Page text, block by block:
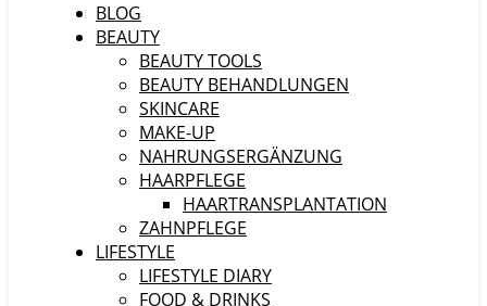
BLOG
BEAUTY
BEAUTY TOOLS
BEAUTY BEHANDLUNGEN
SKINCARE
MAKE-UP
NAHRUNGSERGÄNZUNG
HAARPFLEGE
HAARTRANSPLANTATION
ZAHNPFLEGE
LIFESTYLE
LIFESTYLE DIARY
FOOD & DRINKS